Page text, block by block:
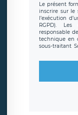
Le présent
inscrire sur le
l’exécution
RGPD).
responsable
technique en
sous-traitant
toute
d’inscription
protection
sont